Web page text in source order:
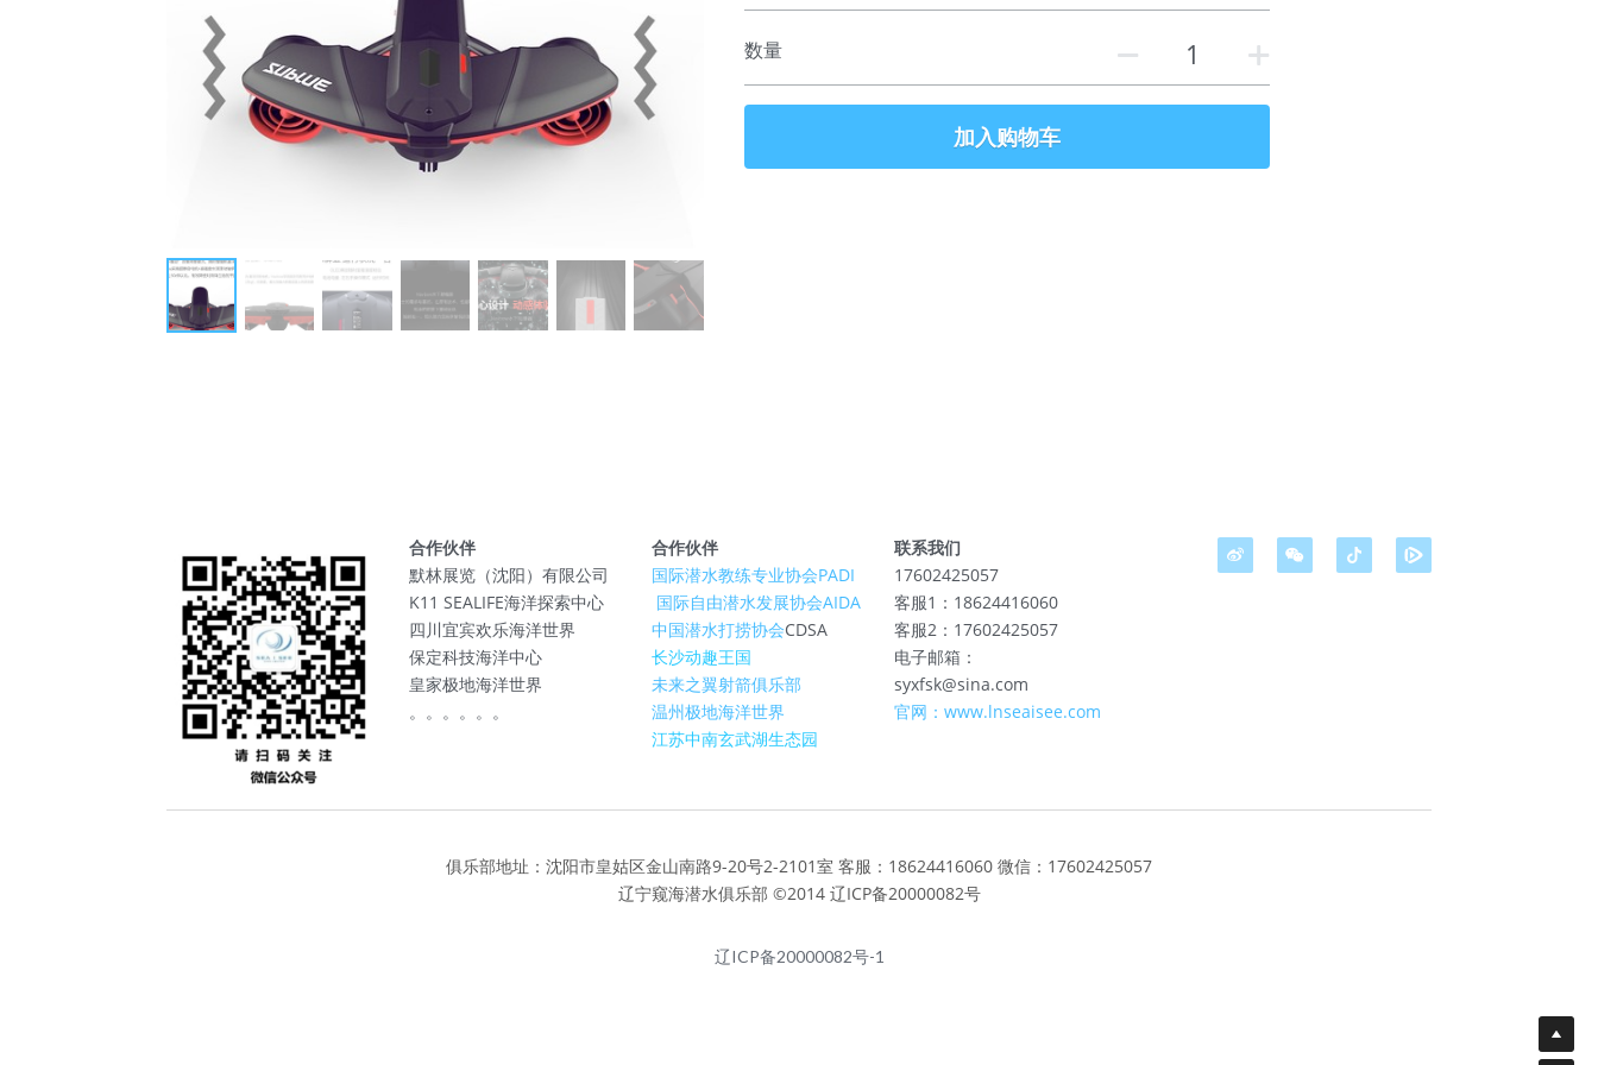
数量
加入购物车
合作伙伴
默林展览（沈阳）有限公司
K11 SEALIFE海洋探索中心
四川宜宾欢乐海洋世界
保定科技海洋中心
皇家极地海洋世界
。。。。。。
合作伙伴
国际潜水教练专业协会PADI
国际自由潜水发展协会AIDA
中国潜水打捞协会CDSA
长沙动趣王国
未来之翼射箭俱乐部
温州极地海洋世界
江苏中南玄武湖生态园
联系我们
17602425057
客服1：18624416060
客服2：17602425057
电子邮箱：
syxfsk@sina.com
官网：www.lnseaisee.com
俱乐部地址：沈阳市皇姑区金山南路9-20号2-2101室 客服：18624416060 微信：17602425057
辽宁窥海潜水俱乐部 ©2014 辽ICP备20000082号
辽ICP备20000082号-1